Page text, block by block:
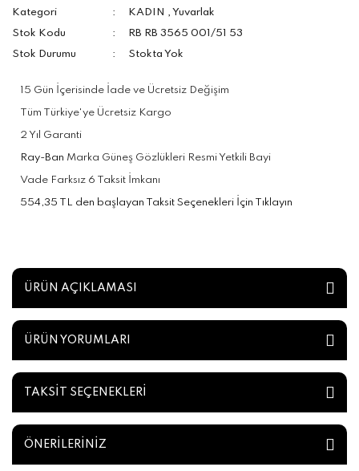
Kategori KADIN ,Yuvarlak
Stok Kodu
RB RB 3565 001/51 53
Stok Durumu
Stokta Yok
15 Gün İçerisinde İade ve Ücretsiz Değişim
Tüm Türkiye'ye Ücretsiz Kargo
2 Yıl Garanti
Ray-Ban Marka Güneş Gözlükleri Resmi Yetkili Bayi
Vade Farksız 6 Taksit İmkanı
554,35 TL den başlayan Taksit Seçenekleri İçin Tıklayın
ÜRÜN AÇIKLAMASI
ÜRÜN YORUMLARI
TAKSİT SEÇENEKLERİ
ÖNERİLERİNİZ